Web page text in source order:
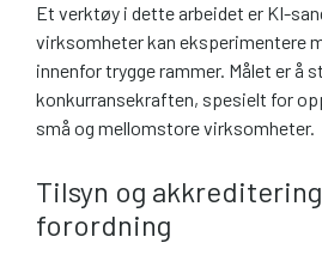
Et verktøy i dette arbeidet er KI-
virksomheter kan eksperimentere
innenfor trygge rammer. Målet er å
konkurransekraften, spesielt for
små og mellomstore virksomheter.
Tilsyn og
forordning